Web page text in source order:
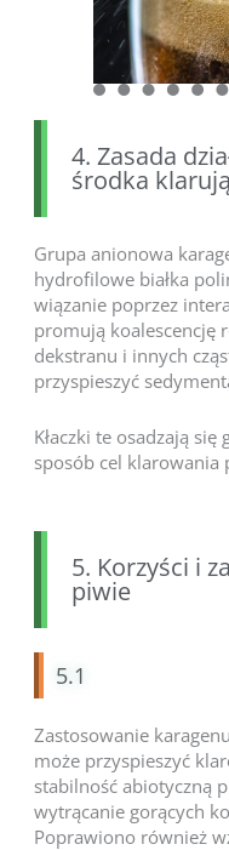
4. Zasada
środka
Grupa anionowa
hydrofilowe białka
wiązanie poprzez
promują koalescencję
dekstranu i innych
przyspieszyć
Kłaczki te osadzają
sposób cel klarowania
5. Korzyści i
piwie
5.1
Zastosowanie
może przyspieszyć
stabilność abiotyczną
wytrącanie gorących
Poprawiono również